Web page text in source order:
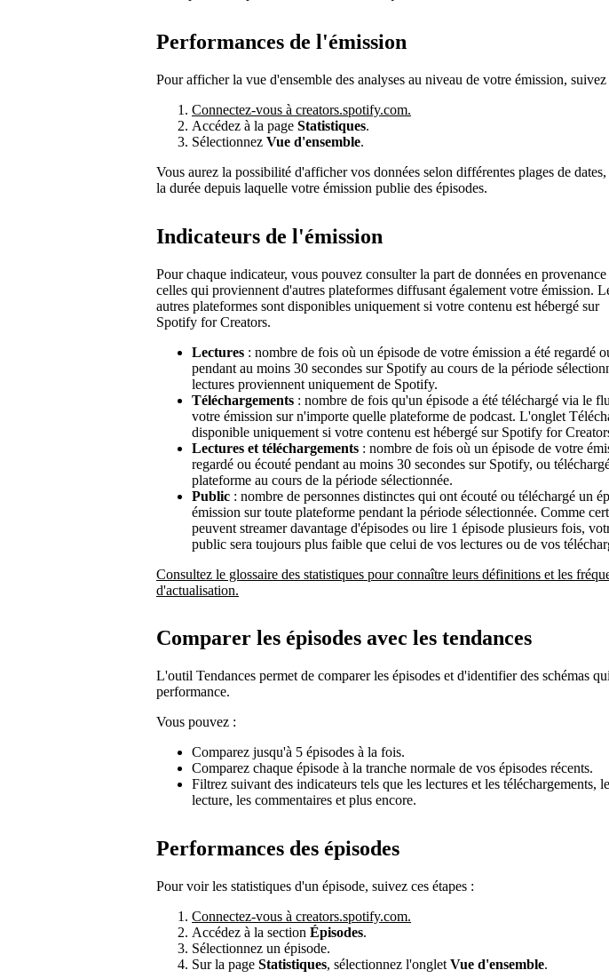
Performances de l'émission
Pour afficher la vue d'ensemble des analyses au niveau de votre émission, suivez
Connectez-vous à creators.spotify.com.
Accédez à la page Statistiques.
Sélectionnez Vue d'ensemble.
Vous aurez la possibilité d'afficher vos données selon différentes plages de
la durée depuis laquelle votre émission publie des épisodes.
Indicateurs de l'émission
Pour chaque indicateur, vous pouvez consulter la part de données en
celles qui proviennent d'autres plateformes diffusant également votre émission.
autres plateformes sont disponibles uniquement si votre contenu est hébergé sur
Spotify for Creators.
Lectures : nombre de fois où un épisode de votre émission a été regardé
pendant au moins 30 secondes sur Spotify au cours de la période
lectures proviennent uniquement de Spotify.
Téléchargements : nombre de fois qu'un épisode a été téléchargé via le
votre émission sur n'importe quelle plateforme de podcast. L'onglet
disponible uniquement si votre contenu est hébergé sur Spotify for
Lectures et téléchargements : nombre de fois où un épisode de votre
regardé ou écouté pendant au moins 30 secondes sur Spotify, ou
plateforme au cours de la période sélectionnée.
Public : nombre de personnes distinctes qui ont écouté ou téléchargé un
émission sur toute plateforme pendant la période sélectionnée. Comme
peuvent streamer davantage d'épisodes ou lire 1 épisode plusieurs fois,
public sera toujours plus faible que celui de vos lectures ou de vos
Consultez le glossaire des statistiques pour connaître leurs définitions et les
d'actualisation.
Comparer les épisodes avec les tendances
L'outil Tendances permet de comparer les épisodes et d'identifier des schémas
performance.
Vous pouvez :
Comparez jusqu'à 5 épisodes à la fois.
Comparez chaque épisode à la tranche normale de vos épisodes récents.
Filtrez suivant des indicateurs tels que les lectures et les téléchargements,
lecture, les commentaires et plus encore.
Performances des épisodes
Pour voir les statistiques d'un épisode, suivez ces étapes :
Connectez-vous à creators.spotify.com.
Accédez à la section Épisodes.
Sélectionnez un épisode.
Sur la page Statistiques, sélectionnez l'onglet Vue d'ensemble.